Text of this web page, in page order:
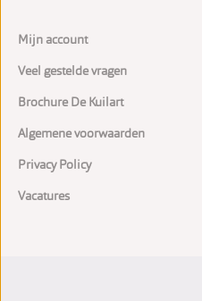
Mijn account
Veel gestelde vragen
Brochure De Kuilart
Algemene voorwaarden
Privacy Policy
Vacatures